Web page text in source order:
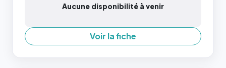
Aucune disponibilité à venir
Voir la fiche